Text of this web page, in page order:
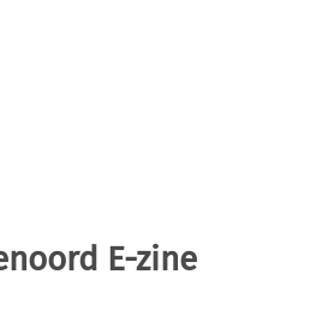
E-zine